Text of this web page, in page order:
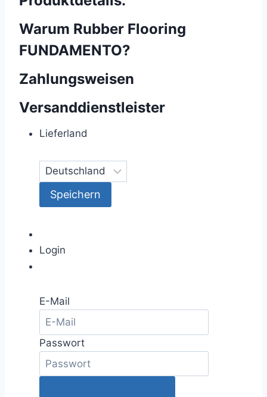
Warum Rubber Flooring
FUNDAMENTO?
Zahlungsweisen
Versanddienstleister
Lieferland
Login
E-Mail
Passwort